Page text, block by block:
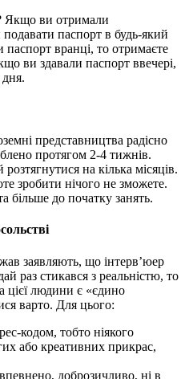
Якщо ви отримали
паспорт в будь-який
вранці, то отримаєте
ви здавали паспорт ввечері,
представництва радісно
протягом 2-4 тижнів.
на кілька місяців.
зробити нічого не зможете.
більше до початку занять.
заявляють, що інтерв’юер
раз стикався з реальністю, то
цієї людини є «єдино
варто. Для цього:
кодом, тобто ніякого
або креативних прикрас,
доброзичливо, ні в